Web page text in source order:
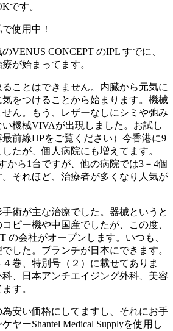
です。
使用中！
VENUS CONCEPT のIPL すでに、
が始まってます。
ことはできません。内臓から元気に
をつけることから始まります。機械
ん。もう、レザーなしにシミや弛み
機械VIVAが出現しました。お試し
前線HPをご覧ください）今香港に9
たが、個人病院にも増えてます。
から1台ですが、他の病院では3－4個
それほど、治療者が多くなり人気が
術が主な治療でした。器械というと
ピー機や中国産でしたが、この度、
の会社がオープンします。いつも、
した。ブランチが日本にできます。
巻、特別号（２）に載せてありま
、日本アンチエイジング外科、美容
す。
安い価格にしてますし、それにお手
ヤーShantel Medical Supplyを使用し